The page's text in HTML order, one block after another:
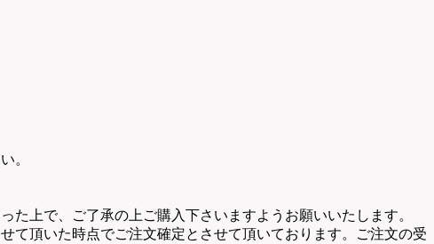
。
た上で、ご了承の上ご購入下さいますようお願いいたします。
て頂いた時点でご注文確定とさせて頂いております。ご注文の受